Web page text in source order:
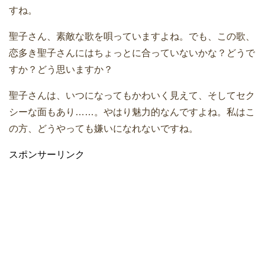
すね。
聖子さん、素敵な歌を唄っていますよね。でも、この歌、
恋多き聖子さんにはちょっとに合っていないかな？どうで
すか？どう思いますか？
聖子さんは、いつになってもかわいく見えて、そしてセク
シーな面もあり……。やはり魅力的なんですよね。私はこ
の方、どうやっても嫌いになれないですね。
スポンサーリンク